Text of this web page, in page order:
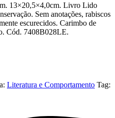
13×20,5×4,0cm. Livro Lido
Sem anotações, rabiscos
escurecidos. Carimbo de
Cód. 7408B028LE.
Literatura e Comportamento Tag: